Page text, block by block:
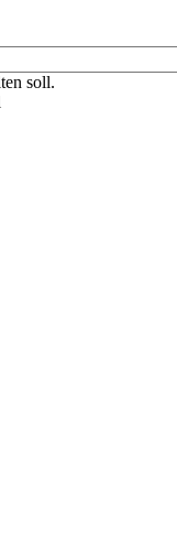
soll.